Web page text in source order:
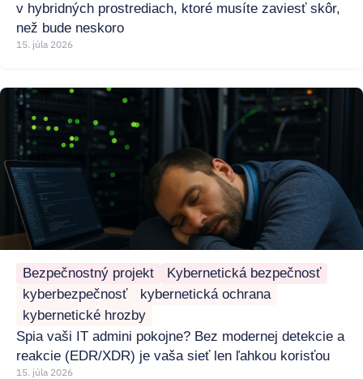
v hybridných prostrediach, ktoré musíte zaviesť skôr,
než bude neskoro
15. júla 2026
Bezpečnostný projekt
Kybernetická bezpečnosť
kyberbezpečnosť
kybernetická ochrana
kybernetické hrozby
Spia vaši IT admini pokojne? Bez modernej detekcie a
reakcie (EDR/XDR) je vaša sieť len ľahkou korisťou
15. júla 2026